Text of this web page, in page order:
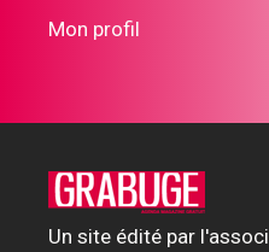
Mon profil
Un site édité par